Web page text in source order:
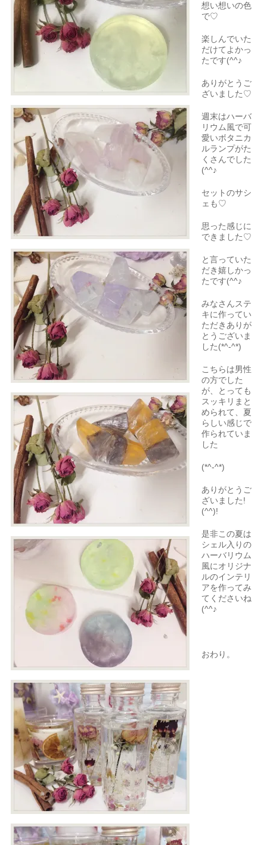
想い想いの色
で♡
楽しんでいた
だけてよかっ
たです(^^♪
ありがとうご
ざいました♡
週末はハーバ
リウム風で可
愛いボタニカ
ルランプがた
くさんでした
(^^♪
セットのサシ
ェも♡
思った感じに
できました♡
と言っていた
だき嬉しかっ
たです(^^♪
みなさんステ
キに作ってい
ただきありが
とうございま
した(*^-^*)
こちらは男性
の方でした
が、とっても
スッキリまと
められて、夏
らしい感じで
作られていま
した
(*^-^*)
ありがとうご
ざいました!
(^^)!
是非この夏は
シェル入りの
ハーバリウム
風にオリジナ
ルのインテリ
アを作ってみ
てくださいね
(^^♪
おわり。